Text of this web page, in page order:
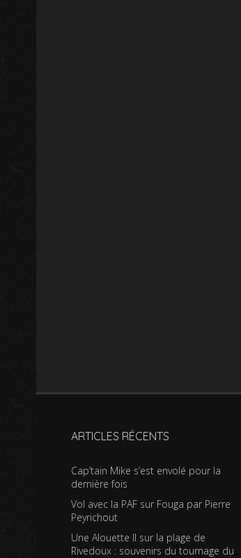
ARTICLES RÉCENTS
Cap’tain Mike s’est envolé pour la
dernière fois
Vol avec la PAF sur Fouga par Pierre
Peyrichout
Une Alouette II sur la plage de
Rivedoux : souvenirs du tournage du